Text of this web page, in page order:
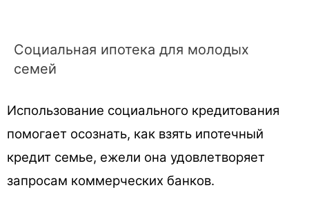
Социальная ипотека для молодых
семей
Использование социального кредитования
помогает осознать, как взять ипотечный
кредит семье, ежели она удовлетворяет
запросам коммерческих банков.